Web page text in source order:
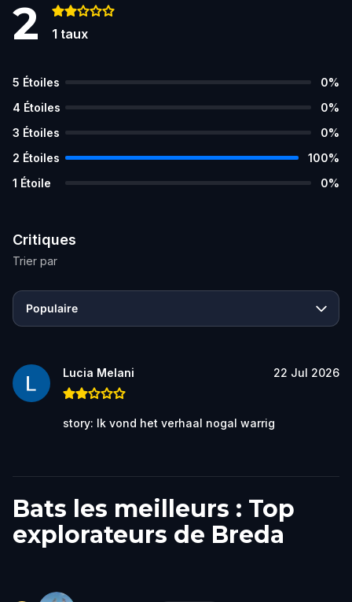
2 1 taux
5 Étoiles 0%
4 Étoiles 0%
3 Étoiles 0%
2 Étoiles 100%
1 Étoile 0%
Critiques
Trier par
Populaire
Lucia Melani 22 Jul 2026
story: Ik vond het verhaal nogal warrig
Bats les meilleurs : Top
explorateurs de Breda